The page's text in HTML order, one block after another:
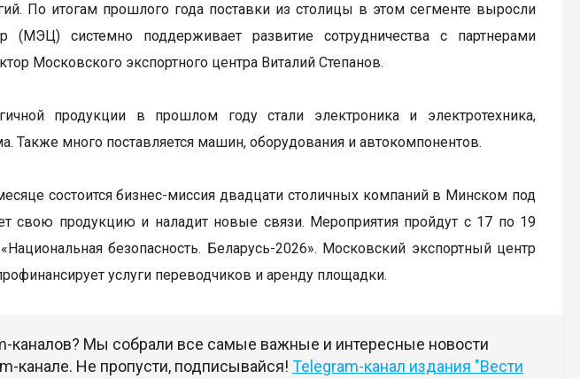
По итогам прошлого года поставки из столицы в этом сегменте выросли
(МЭЦ) системно поддерживает развитие сотрудничества с партнерами
Московского экспортного центра Виталий Степанов.
продукции в прошлом году стали электроника и электротехника,
Также много поставляется машин, оборудования и автокомпонентов.
состоится бизнес-миссия двадцати столичных компаний в Минском под
свою продукцию и наладит новые связи. Мероприятия пройдут с 17 по 19
безопасность. Беларусь-2026». Московский экспортный центр
услуги переводчиков и аренду площадки.
каналов? Мы собрали все самые важные и интересные новости
канале. Не пропусти, подписывайся! Telegram-канал издания "Вести